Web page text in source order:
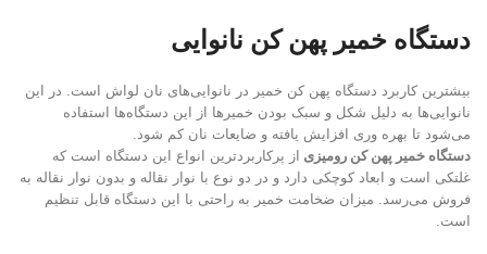
دستگاه خمیر پهن کن نانوایی
بیشترین کاربرد دستگاه پهن کن خمیر در نانوایی‌های نان لواش است. در این
نانوایی‌ها به دلیل شکل و سبک بودن خمیرها از این دستگاه‌ها استفاده
می‌شود تا بهره وری افزایش یافته و ضایعات نان کم شود.
دستگاه خمیر پهن کن رومیزی از پرکاربردترین انواع این دستگاه است که
غلتکی است و ابعاد کوچکی دارد و در دو نوع با نوار نقاله و بدون نوار نقاله به
فروش می‌رسد. میزان ضخامت خمیر به راحتی با این دستگاه قابل تنظیم
است.